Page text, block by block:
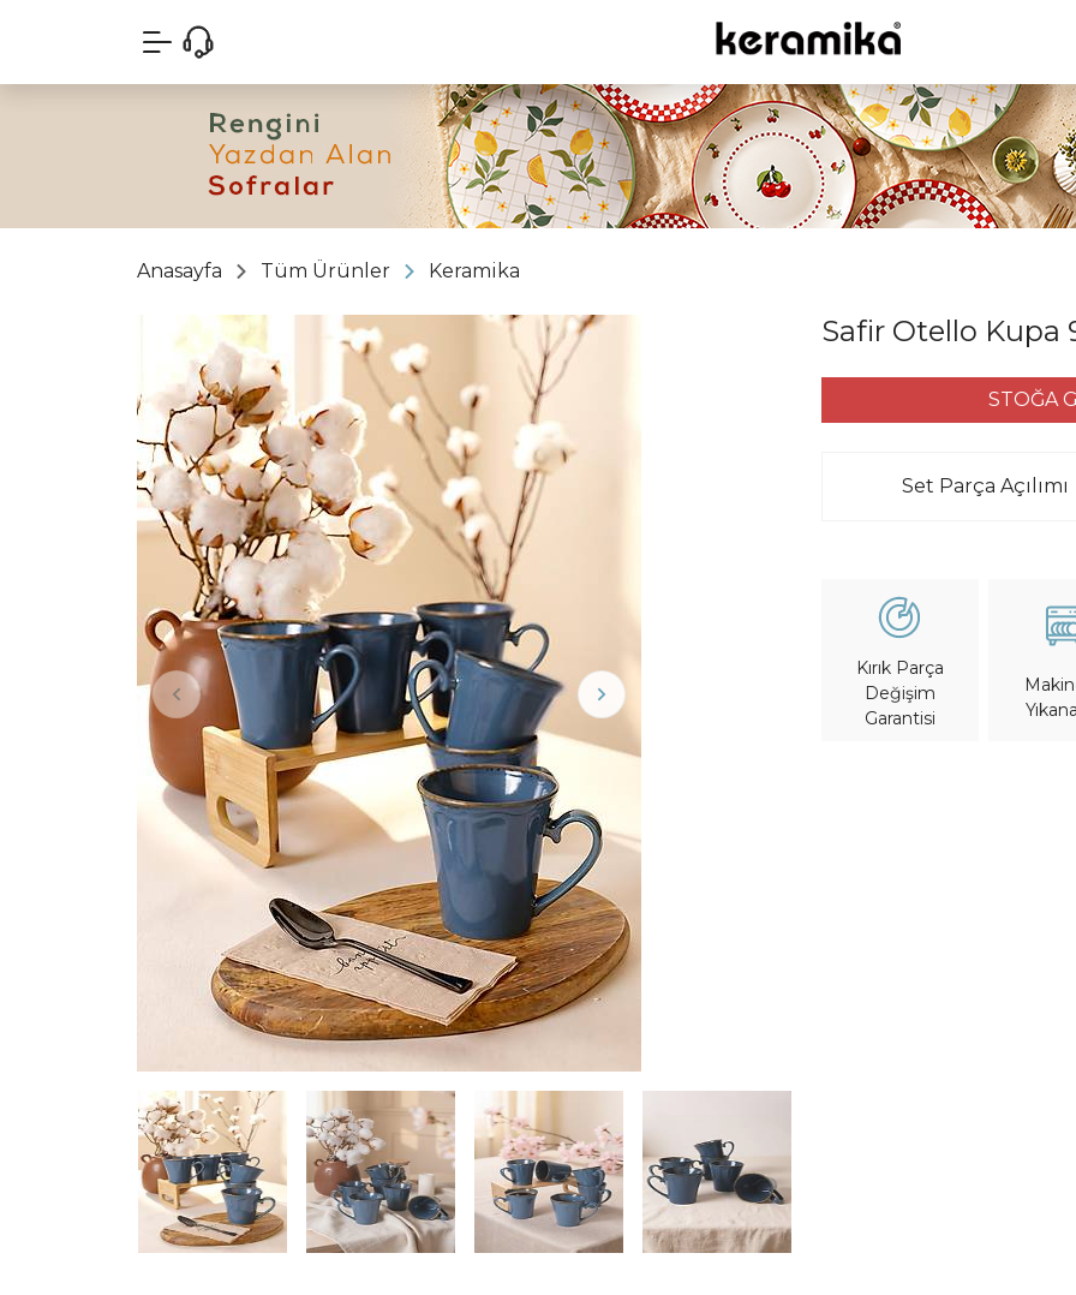
Anasayfa Tüm Ürünler Keramika
Safir Otello Kupa
STOĞA
Set Parça Açılımı
Kırık Parça
Değişim
Garantisi